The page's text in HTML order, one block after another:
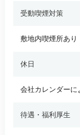
受動喫煙対策
敷地内喫煙所あり
休日
会社カレンダー
待遇・福利厚生